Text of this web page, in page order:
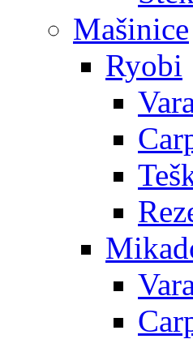
Mašinice
Ryobi